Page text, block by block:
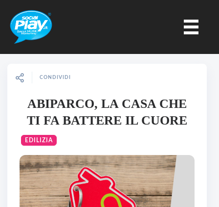
CONDIVIDI
ABIPARCO, LA CASA CHE
TI FA BATTERE IL CUORE
EDILIZIA